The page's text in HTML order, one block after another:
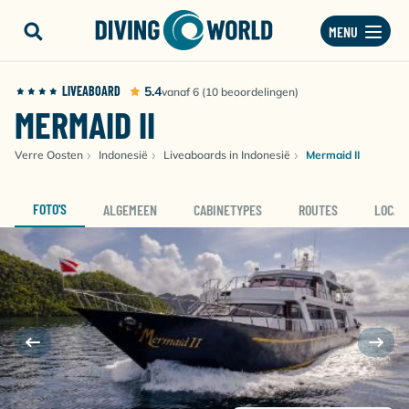
MENU
LIVEABOARD 5.4vanaf 6 (10 beoordelingen)
MERMAID II
Verre Oosten Indonesië Liveaboards in Indonesië Mermaid II
FOTO'S ALGEMEEN CABINETYPES ROUTES